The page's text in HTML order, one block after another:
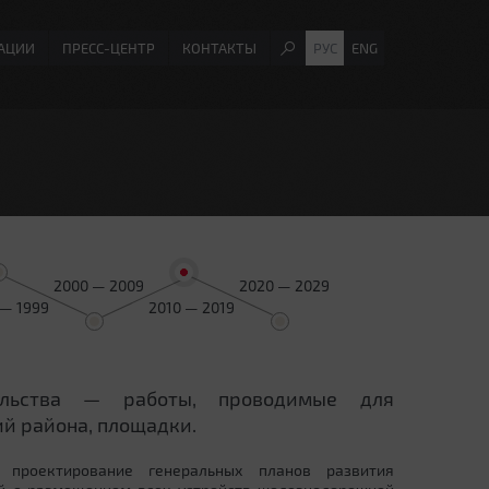
ПРЕСС-ЦЕНТР КОНТАКТЫ РУС ENG
1999
2000 — 2009
2010 — 2019
2020 — 2029
— работы, проводимые для
района, площадки.
генеральных планов развития